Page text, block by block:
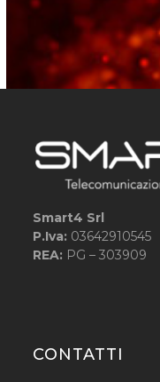
Smart4 Srl
P.Iva: 03642910545
REA: PG – 303909
CONTATTI